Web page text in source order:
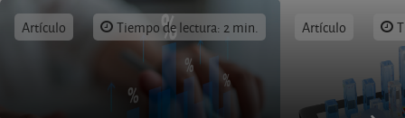
Artículo Tiempo de lectura: 2 min. Artículo